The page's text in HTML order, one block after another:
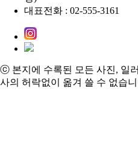
대표전화 : 02-555-3161
ⓒ 본지에 수록된 모든 사진, 일
사의 허락없이 옮겨 쓸 수 없습